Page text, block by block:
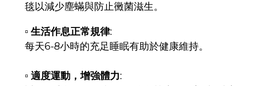
毯以減少塵蟎與防止黴菌滋生。
▫ 生活作息正常規律:
每天6-8小時的充足睡眠有助於健康維持。
▫ 適度運動，增強體力: